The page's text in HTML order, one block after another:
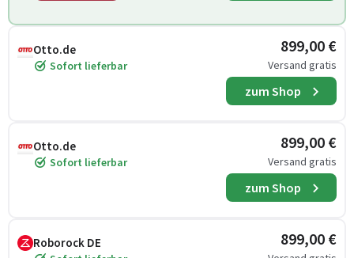
Otto.de
Sofort lieferbar
899,00 €
Versand gratis
zum Shop
Otto.de
Sofort lieferbar
899,00 €
Versand gratis
zum Shop
Roborock DE 899,00 €